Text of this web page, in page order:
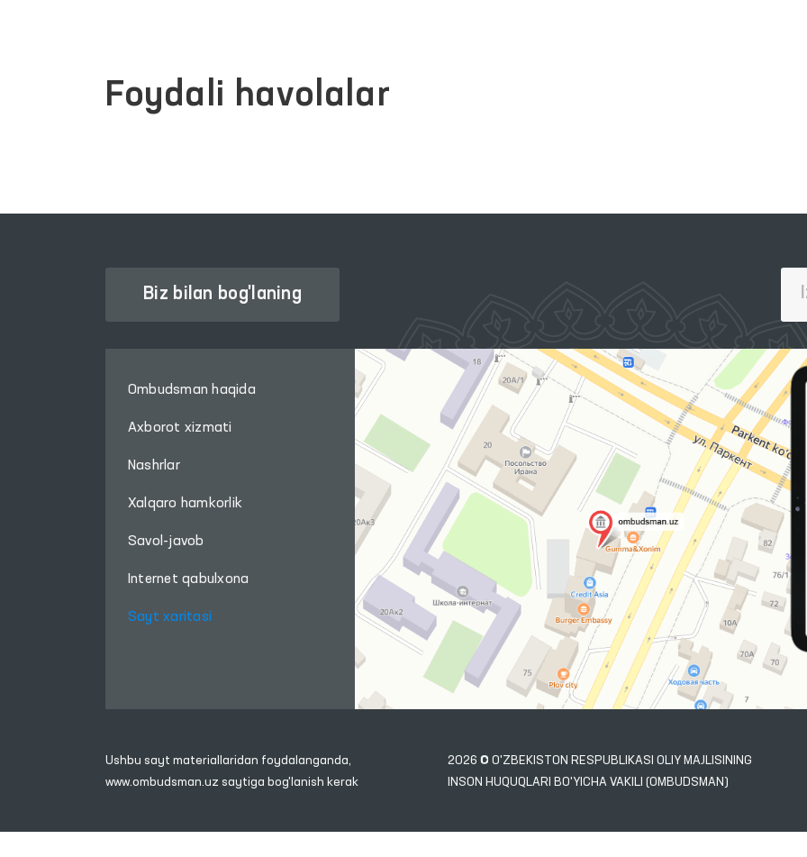
Foydali havolalar
Biz bilan bog'laning
Ombudsman haqida
Axborot xizmati
Nashrlar
Xalqaro hamkorlik
Savol-javob
Internet qabulxona
Sayt xaritasi
Ushbu sayt materiallaridan foydalanganda,
www.ombudsman.uz saytiga bog'lanish kerak
2026 © O'ZBEKISTON RESPUBLIKASI OLIY MAJLISINING
INSON HUQUQLARI BO'YICHA VAKILI (OMBUDSMAN)